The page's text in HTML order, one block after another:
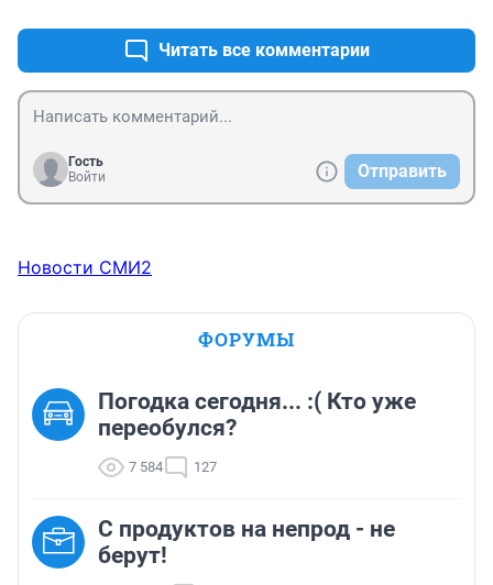
Читать все комментарии
Гость
Войти
Отправить
Новости СМИ2
ФОРУМЫ
Погодка сегодня... :( Кто уже
переобулся?
7 584 127
С продуктов на непрод - не
берут!